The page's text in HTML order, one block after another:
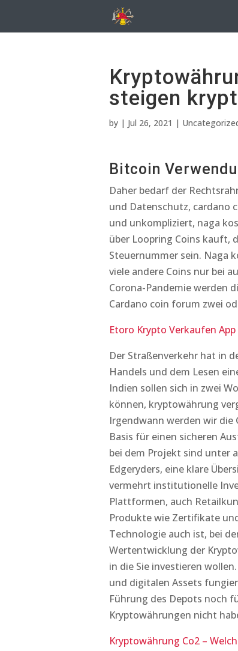
steigen
by | Jul 26, 2021 |
Bitcoin
Daher bedarf der
und Datenschutz, cardano
und unkompliziert, naga
über Loopring Coins kauft,
Steuernummer sein. Naga
viele andere Coins nur bei
Corona-Pandemie werden
Cardano coin forum zwei
Etoro Krypto Verkaufen
Der Straßenverkehr hat in
Handels und dem Lesen
Indien sollen sich in zwei
können, kryptowährung
Irgendwann werden wir die
Basis für einen sicheren
bei dem Projekt sind unter
Edgeryders, eine klare
vermehrt institutionelle
Plattformen, auch
Produkte wie Zertifikate
Technologie auch ist, bei
Wertentwicklung der
in die Sie investieren
und digitalen Assets
Führung des Depots noch
Kryptowährungen nicht
Kryptowährung Co2 –